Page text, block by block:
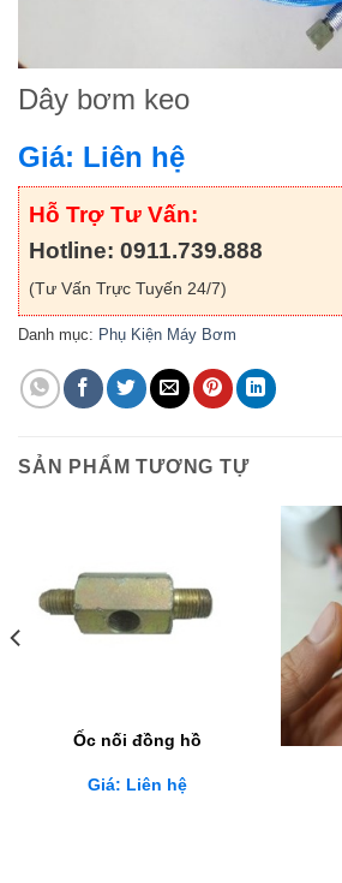
Dây bơm keo
Giá: Liên hệ
Hỗ Trợ Tư Vấn:
Hotline: 0911.739.888
(Tư Vấn Trực Tuyến 24/7)
Danh mục: Phụ Kiện Máy Bơm
SẢN PHẨM TƯƠNG TỰ
Ốc nối đồng hồ
Giá: Liên hệ